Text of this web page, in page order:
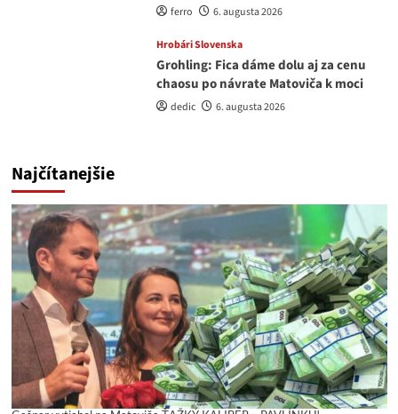
ferro 6. augusta 2026
Hrobári Slovenska
Grohling: Fica dáme dolu aj za cenu
chaosu po návrate Matoviča k moci
dedic 6. augusta 2026
Najčítanejšie